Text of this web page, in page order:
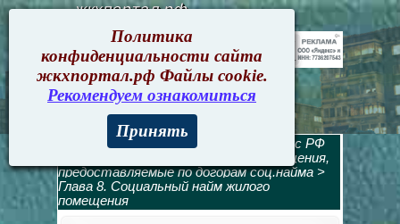
жкхпортал.рф
Жилищный кодекс
Жилищный кодекс РФ
Раздел 3. Жилые помещения,
предоставляемые по догорам соц.найма >
Глава 8. Социальный найм жилого
помещения
Политика
конфиденциальности сайта
жкхпортал.рф Файлы cookie.
Рекомендуем ознакомиться
Принять